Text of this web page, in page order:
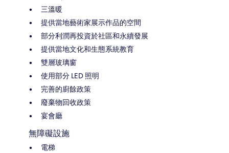
三溫暖
提供當地藝術家展示作品的空間
部分利潤再投資於社區和永續發展
提供當地文化和生態系統教育
雙層玻璃窗
使用部分 LED 照明
完善的廚餘政策
廢棄物回收政策
宴會廳
無障礙設施
電梯